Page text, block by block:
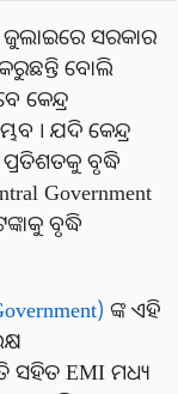
ଜୁଲାଇରେ ସରକାର
ବୋଲି
କେନ୍ଦ୍ର
। ଯଦି କେନ୍ଦ୍ର
ପ୍ରତିଶତକୁ ବୃଦ୍ଧି
Government
ବୃଦ୍ଧି
ଙ୍କ ଏହି
ସହିତ EMI ମଧ୍ୟ